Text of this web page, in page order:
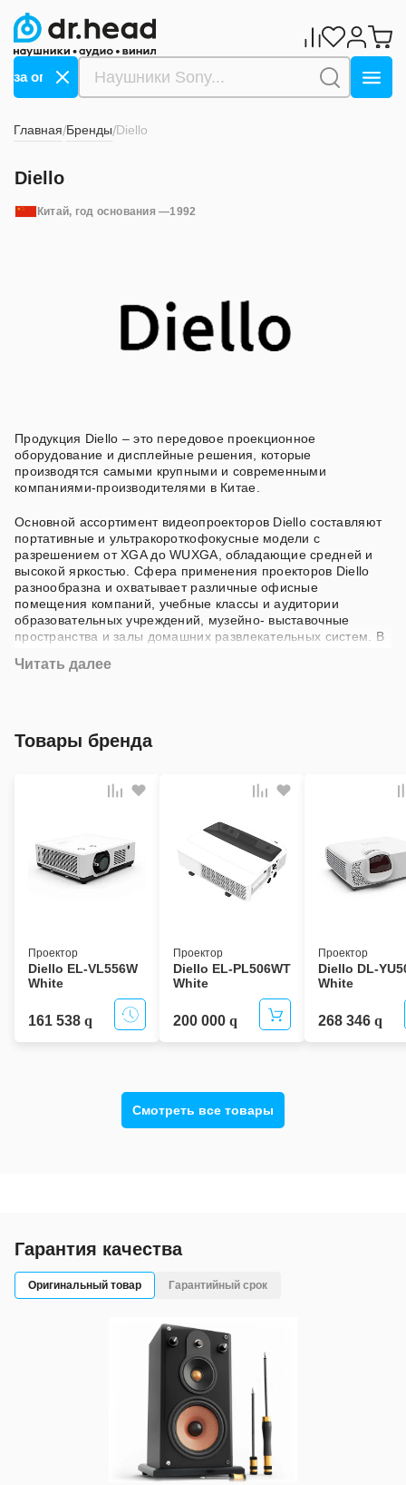
за оплату СБП ->>> Дарим 1000 бонусов за
Главная/Бренды/Diello
Diello
Китай, год основания —1992
Продукция Diello – это передовое проекционное
оборудование и дисплейные решения, которые
производятся самыми крупными и современными
компаниями-производителями в Китае.
Основной ассортимент видеопроекторов Diello составляют
портативные и ультракороткофокусные модели с
разрешением от XGA до WUXGA, обладающие средней и
высокой яркостью. Сфера применения проекторов Diello
разнообразна и охватывает различные офисные
помещения компаний, учебные классы и аудитории
образовательных учреждений, музейно- выставочные
пространства и залы домашних развлекательных систем. В
высокотехнологичные лазеры.
и безупречным качеством изображения. Diello предлагает
дисплейные решения для различных сфер бизнеса, в числе
дело, розничная торговля и др.
Читать далее
Товары бренда
Проектор
Diello EL-VL556W
White
161 538
Проектор
Diello EL-PL506WT
White
200 000
Проектор
Diello DL-
White
268 346
Смотреть все товары
Гарантия качества
Оригинальный товар Гарантийный срок